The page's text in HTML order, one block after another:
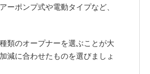
ポンプ式や電動タイプなど、
類のオープナーを選ぶことが大
減に合わせたものを選びましょ